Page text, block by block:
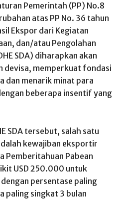
Pemerintah (PP) No.8
atas PP No. 36 tahun
Ekspor dari Kegiatan
dan/atau Pengolahan
SDA) diharapkan akan
devisa, memperkuat fondasi
dan menarik minat para
beberapa insentif yang
SDA tersebut, salah satu
kewajiban eksportir
Pemberitahuan Pabean
USD 250.000 untuk
dengan persentase paling
paling singkat 3 bulan